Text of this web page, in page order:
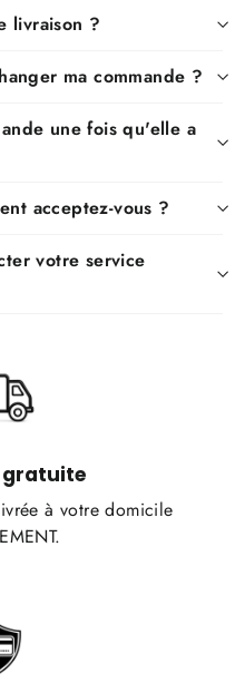
Quels sont les délais de livraison ?
ma commande ?
une fois qu'elle a
acceptez-vous ?
votre service
gratuite
à votre domicile